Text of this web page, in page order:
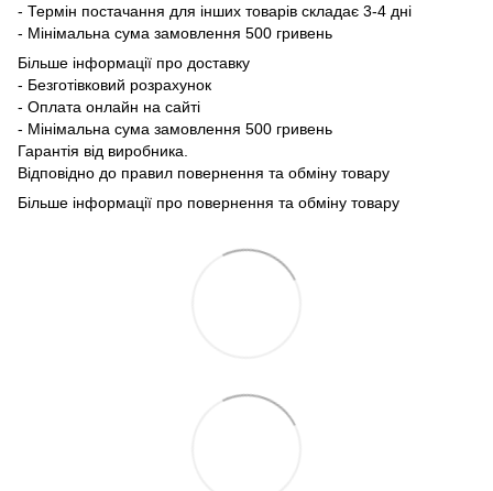
- Термін постачання для інших товарів складає 3-4 дні
- Мінімальна сума замовлення 500 гривень
Більше інформації про доставку
- Безготівковий розрахунок
- Оплата онлайн на сайті
- Мінімальна сума замовлення 500 гривень
Гарантія від виробника.
Відповідно до правил повернення та обміну товару
Більше інформації про повернення та обміну товару